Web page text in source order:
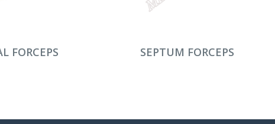
OKU
FORCEPS DEVAMINI OKU
SEPTUM FORCEPS